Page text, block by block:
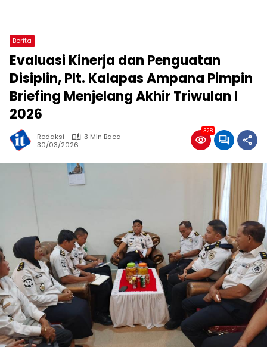
Berita
Evaluasi Kinerja dan Penguatan
Disiplin, Plt. Kalapas Ampana Pimpin
Briefing Menjelang Akhir Triwulan I
2026
Redaksi
3 Min Baca
30/03/2026
328